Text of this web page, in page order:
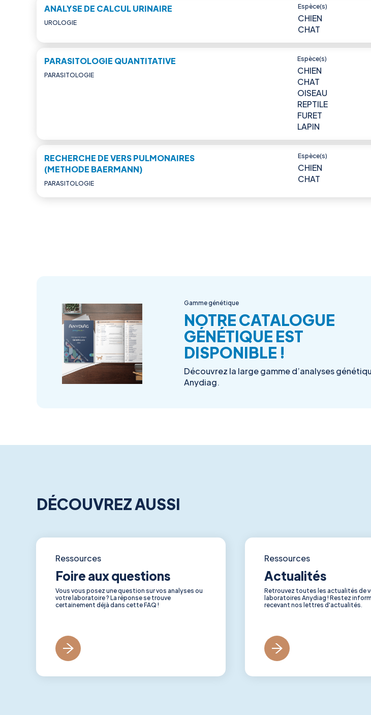
ANALYSE DE CALCUL URINAIRE
UROLOGIE
Espèce(s)
CHIEN
CHAT
PARASITOLOGIE QUANTITATIVE
PARASITOLOGIE
Espèce(s)
CHIEN
CHAT
OISEAU
REPTILE
FURET
LAPIN
RECHERCHE DE VERS PULMONAIRES
(METHODE BAERMANN)
PARASITOLOGIE
Espèce(s)
CHIEN
CHAT
Gamme génétique
NOTRE CATALOGUE
GÉNÉTIQUE EST
DISPONIBLE !
Découvrez la large gamme d’analyses
Anydiag.
DÉCOUVREZ AUSSI
Ressources
Foire aux questions
Vous vous posez une question sur vos analyses ou
votre laboratoire ? La réponse se trouve
certainement déjà dans cette FAQ !
Ressources
Actualités
Retrouvez toutes les actualités de
laboratoires Anydiag ! Restez
recevant nos lettres d'actualités.